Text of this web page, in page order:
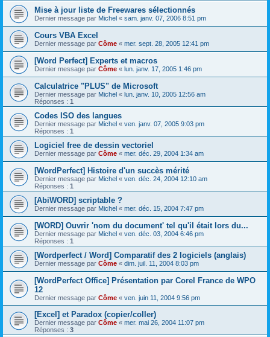
Mise à jour liste de Freewares sélectionnés
Dernier message par Michel « sam. janv. 07, 2006 8:51 pm
Cours VBA Excel
Dernier message par Côme « mer. sept. 28, 2005 12:41 pm
[Word Perfect] Experts et macros
Dernier message par Côme « lun. janv. 17, 2005 1:46 pm
Calculatrice "PLUS" de Microsoft
Dernier message par Michel « lun. janv. 10, 2005 12:56 am
Réponses : 1
Codes ISO des langues
Dernier message par Michel « ven. janv. 07, 2005 9:03 pm
Réponses : 1
Logiciel free de dessin vectoriel
Dernier message par Côme « mer. déc. 29, 2004 1:34 am
[WordPerfect] Histoire d'un succès mérité
Dernier message par Michel « ven. déc. 24, 2004 12:10 am
Réponses : 1
[AbiWORD] scriptable ?
Dernier message par Michel « mer. déc. 15, 2004 7:47 pm
[WORD] Ouvrir 'nom du document' tel qu'il était lors du...
Dernier message par Michel « ven. déc. 03, 2004 6:46 pm
Réponses : 1
[Wordperfect / Word] Comparatif des 2 logiciels (anglais)
Dernier message par Côme « dim. juil. 11, 2004 8:03 pm
[WordPerfect Office] Présentation par Corel France de WPO
12
Dernier message par Côme « ven. juin 11, 2004 9:56 pm
[Excel] et Paradox (copier/coller)
Dernier message par Côme « mer. mai 26, 2004 11:07 pm
Réponses : 3